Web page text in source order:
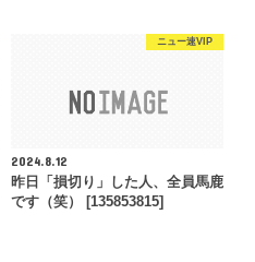
ニュー速VIP
2024.8.12
昨日「損切り」した人、全員馬鹿
です（笑） [135853815]